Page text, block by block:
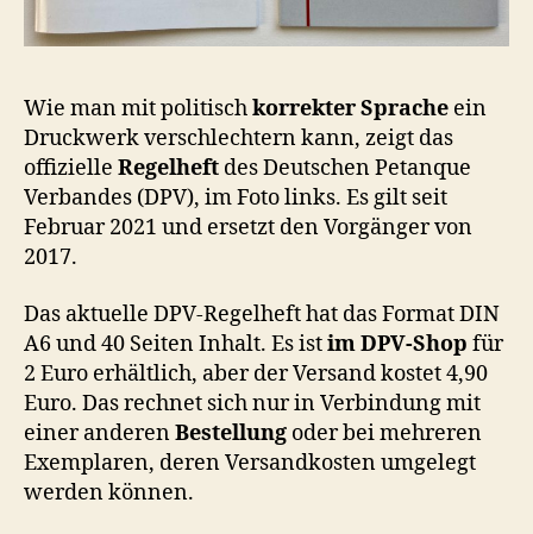
Wie man mit politischkorrekter Sprache ein
Druckwerk verschlechtern kann, zeigt das
offizielle Regelheft des Deutschen Petanque
Verbandes (DPV), im Foto links. Es gilt seit
Februar 2021 und ersetzt den Vorgänger von
2017.
Das aktuelle DPV-Regelheft hat das Format DIN
A6 und 40 Seiten Inhalt. Es istim DPV-Shop für
2 Euro erhältlich, aber der Versand kostet 4,90
Euro. Das rechnet sich nur in Verbindung mit
einer anderenBestellung oder bei mehreren
Exemplaren, deren Versandkosten umgelegt
werden können.